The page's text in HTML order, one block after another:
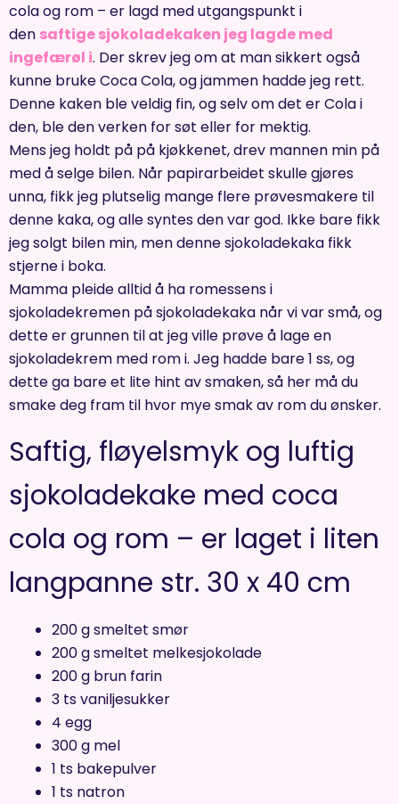
cola og rom – er lagd med utgangspunkt i
den saftige sjokoladekaken jeg lagde med
ingefærøl i. Der skrev jeg om at man sikkert også
kunne bruke Coca Cola, og jammen hadde jeg rett.
Denne kaken ble veldig fin, og selv om det er Cola i
den, ble den verken for søt eller for mektig.
Mens jeg holdt på på kjøkkenet, drev mannen min på
med å selge bilen. Når papirarbeidet skulle gjøres
unna, fikk jeg plutselig mange flere prøvesmakere til
denne kaka, og alle syntes den var god. Ikke bare fikk
jeg solgt bilen min, men denne sjokoladekaka fikk
stjerne i boka.
Mamma pleide alltid å ha romessens i
sjokoladekremen på sjokoladekaka når vi var små, og
dette er grunnen til at jeg ville prøve å lage en
sjokoladekrem med rom i. Jeg hadde bare 1 ss, og
dette ga bare et lite hint av smaken, så her må du
smake deg fram til hvor mye smak av rom du ønsker.
Saftig, fløyelsmyk og luftig
sjokoladekake med coca
cola og rom – er laget i liten
langpanne str. 30 x 40 cm
200 g smeltet smør
200 g smeltet melkesjokolade
200 g brun farin
3 ts vaniljesukker
4 egg
300 g mel
1 ts bakepulver
1 ts natron